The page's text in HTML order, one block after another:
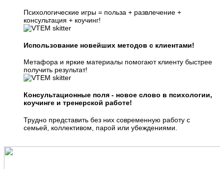
Психологические игры = польза + развлечение +
консультация + коучинг!
Использование новейших методов с клиентами!
Метафора и яркие материалы помогают клиенту быстрее
получить результат!
Консультационные поля - новое слово в психологии,
коучинге и тренерской работе!
Трудно представить без них современную работу с
семьей, коллективом, парой или убеждениями.